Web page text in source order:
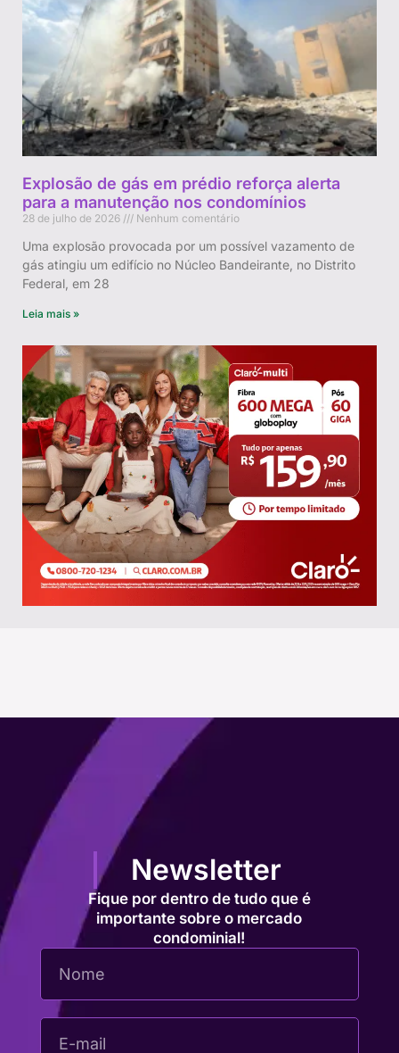
Explosão de gás em prédio reforça alerta
para a manutenção nos condomínios
28 de julho de 2026 Nenhum comentário
Uma explosão provocada por um possível vazamento de
gás atingiu um edifício no Núcleo Bandeirante, no Distrito
Federal, em 28
Leia mais »
Newsletter
Fique por dentro de tudo que é
importante sobre o mercado
condominial!